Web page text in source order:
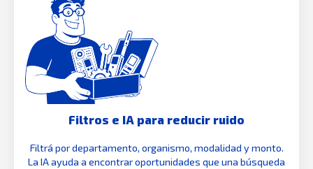
Filtros e IA para reducir ruido
Filtrá por departamento, organismo, modalidad y monto.
La IA ayuda a encontrar oportunidades que una búsqueda